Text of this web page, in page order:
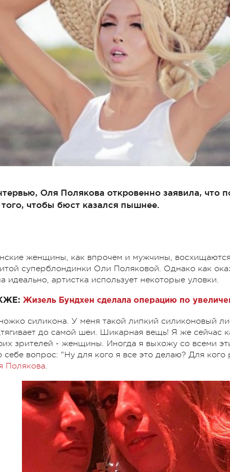
Оля Полякова откровенно заявила, что
чтобы бюст казался пышнее.
женщины, как впрочем и мужчины,
суперблондинки Оли Поляковой. Однако как
идеально, артистка использует некоторые уловки.
Жизель Бундхен сделала операцию по
силикона. У меня такой липкий силиконовый
до самой шеи. Шикарная вещь! Я же сейчас
зрителей - женщины. Иногда я выхожу со всеми
себе вопрос: "Ну для кого я все это делаю? Для
Полякова.